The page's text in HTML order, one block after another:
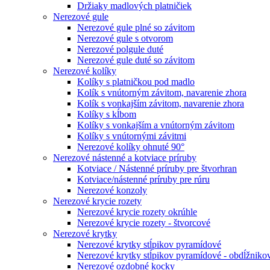
Držiaky madlových platničiek
Nerezové gule
Nerezové gule plné so závitom
Nerezové gule s otvorom
Nerezové polgule duté
Nerezové gule duté so závitom
Nerezové kolíky
Kolíky s platničkou pod madlo
Kolík s vnútorným závitom, navarenie zhora
Kolík s vonkajším závitom, navarenie zhora
Kolíky s kĺbom
Kolíky s vonkajším a vnútorným závitom
Kolíky s vnútornými závitmi
Nerezové kolíky ohnuté 90°
Nerezové nástenné a kotviace príruby
Kotviace / Nástenné príruby pre štvorhran
Kotviace/nástenné príruby pre rúru
Nerezové konzoly
Nerezové krycie rozety
Nerezové krycie rozety okrúhle
Nerezové krycie rozety - štvorcové
Nerezové krytky
Nerezové krytky stĺpikov pyramídové
Nerezové krytky stĺpikov pyramídové -
Nerezové ozdobné kocky